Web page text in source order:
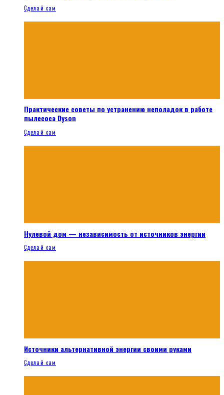
Сделай сам
Практические советы по устранению неполадок в работе
пылесоса Dyson
Сделай сам
Нулевой дом — независимость от источников энергии
Сделай сам
Источники альтернативной энергии своими руками
Сделай сам